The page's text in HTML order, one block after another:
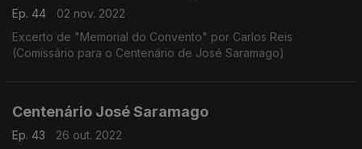
Ep. 44
02 nov. 2022
Excerto de "Memorial do Convento" por Carlos Reis
(Comissário para o Centenário de José Saramago)
Centenário José Saramago
Ep. 43
26 out. 2022